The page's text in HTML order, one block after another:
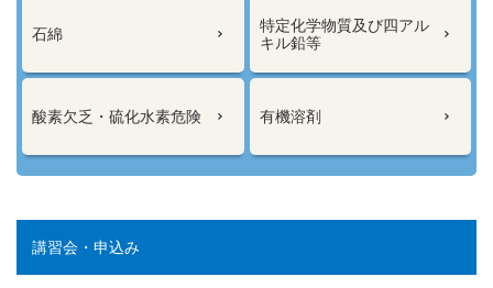
石綿
特定化学物質及び四アル
キル鉛等
酸素欠乏・硫化水素危険 有機溶剤
講習会・申込み